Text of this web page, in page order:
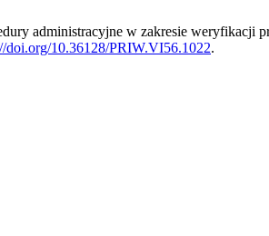
administracyjne w zakresie weryfikacji
doi.org/10.36128/PRIW.VI56.1022.